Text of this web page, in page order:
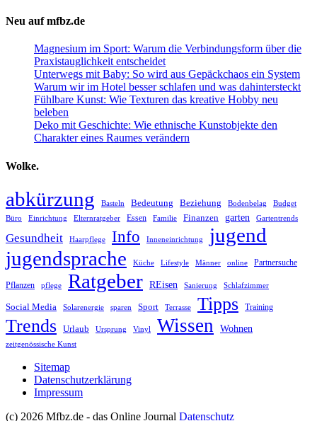
Neu auf mfbz.de
Magnesium im Sport: Warum die Verbindungsform über die
Praxistauglichkeit entscheidet
Unterwegs mit Baby: So wird aus Gepäckchaos ein System
Warum wir im Hotel besser schlafen und was dahintersteckt
Fühlbare Kunst: Wie Texturen das kreative Hobby neu
beleben
Deko mit Geschichte: Wie ethnische Kunstobjekte den
Charakter eines Raumes verändern
Wolke.
abkürzung Basteln Bedeutung Beziehung Bodenbelag
Budget
Büro
Einrichtung Elternratgeber Essen Familie Finanzen garten Gartentrends
Gesundheit Haarpflege Info Inneneinrichtung
jugend
jugendsprache
Küche Lifestyle Männer online Partnersuche
Pflanzen pflege Ratgeber REisen Sanierung Schlafzimmer
Social Media Solarenergie sparen Sport Terrasse Tipps Training
Trends Urlaub Ursprung Vinyl Wissen Wohnen
zeitgenössische Kunst
Sitemap
Datenschutzerklärung
Impressum
(c) 2026 Mfbz.de - das Online Journal Datenschutz